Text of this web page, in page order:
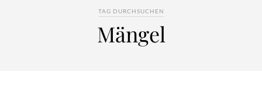
TAG DURCHSUCHEN
Mängel